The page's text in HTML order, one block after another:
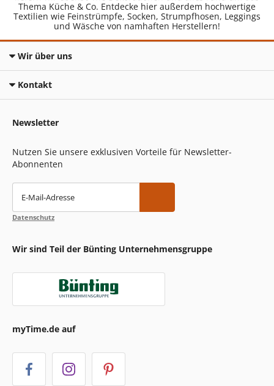
Thema Küche & Co. Entdecke hier außerdem hochwertige
Textilien wie Feinstrümpfe, Socken, Strumpfhosen, Leggings
und Wäsche von namhaften Herstellern!
Wir über uns
Kontakt
Newsletter
Nutzen Sie unsere exklusiven Vorteile für Newsletter-
Abonnenten
E-Mail-Adresse
Datenschutz
Wir sind Teil der Bünting Unternehmensgruppe
myTime.de auf